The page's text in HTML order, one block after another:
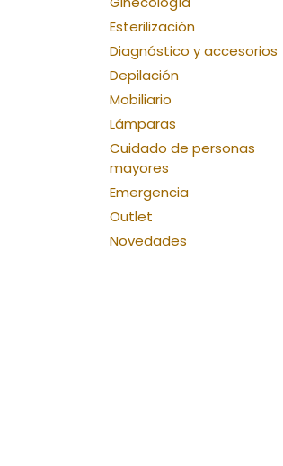
Esterilización
Diagnóstico y accesorios
Depilación
Mobiliario
Lámparas
Cuidado de personas
mayores
Emergencia
Outlet
Novedades